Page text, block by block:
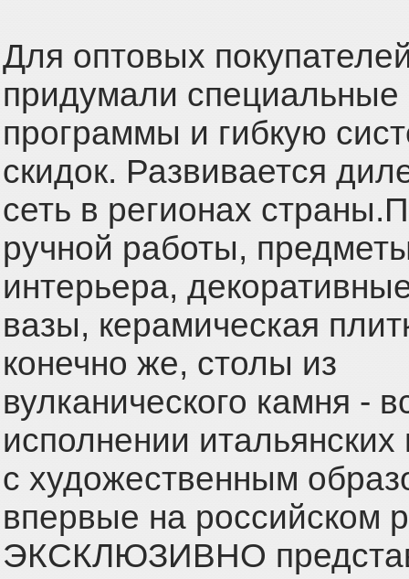
Для оптовых
придумали специальные
программы и гибкую
скидок. Развивается
сеть в регионах
ручной работы,
интерьера,
вазы, керамическая
конечно же, столы из
вулканического камня -
исполнении
с художественным
впервые на российском
ЭКСКЛЮЗИВНО